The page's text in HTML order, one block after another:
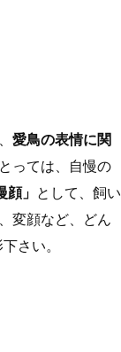
愛鳥の表情に関
っては、自慢の
顔」 として、飼い
変顔など、どん
さい。